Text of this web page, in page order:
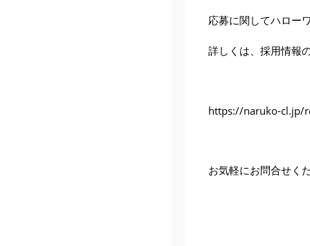
応募に関してハロー
詳しくは、採用情報
https://naruko-cl.jp/
お気軽にお問合せく